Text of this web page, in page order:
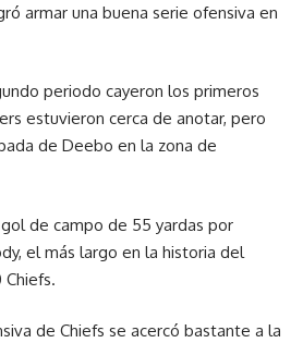
armar una buena serie ofensiva en
periodo cayeron los primeros
estuvieron cerca de anotar, pero
de Deebo en la zona de
de campo de 55 yardas por
el más largo en la historia del
de Chiefs se acercó bastante a la